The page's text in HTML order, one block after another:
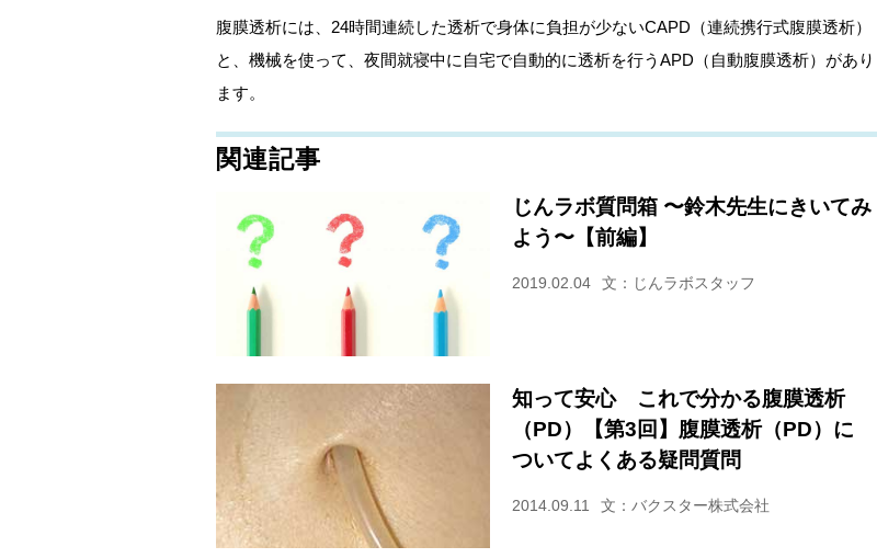
腹膜透析には、24時間連続した透析で身体に負担が少ないCAPD（連続携行式腹膜透析）
と、機械を使って、夜間就寝中に自宅で自動的に透析を行うAPD（自動腹膜透析）があり
ます。
関連記事
じんラボ質問箱 〜鈴木先生にきいてみ
よう〜【前編】
2019.02.04 文：じんラボスタッフ
知って安心 これで分かる腹膜透析
（PD）【第3回】腹膜透析（PD）に
ついてよくある疑問質問
2014.09.11 文：バクスター株式会社